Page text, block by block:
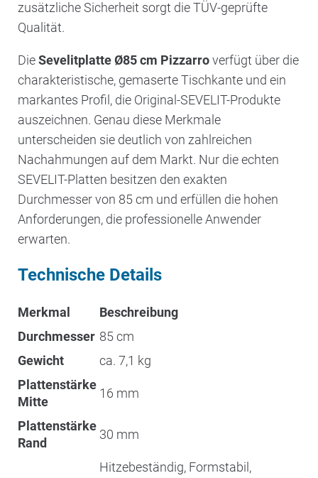
zusätzliche Sicherheit sorgt die TÜV-geprüfte
Qualität.
DieSevelitplatte Ø85 cm Pizzarroverfügt über die
charakteristische, gemaserte Tischkante und ein
markantes Profil, die Original-SEVELIT-Produkte
auszeichnen. Genau diese Merkmale
unterscheiden sie deutlich von zahlreichen
Nachahmungen auf dem Markt. Nur die echten
SEVELIT-Platten besitzen den exakten
Durchmesser von 85 cm und erfüllen die hohen
Anforderungen, die professionelle Anwender
erwarten.
Technische Details
Merkmal
Beschreibung
Durchmesser 85 cm
Gewicht
ca. 7,1 kg
Plattenstärke
Mitte
16 mm
Plattenstärke
Rand
30 mm
Hitzebeständig, Formstabil,